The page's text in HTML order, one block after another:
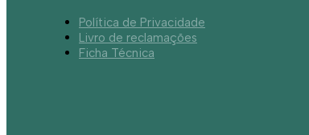
Política de Privacidade
Livro de reclamações
Ficha Técnica